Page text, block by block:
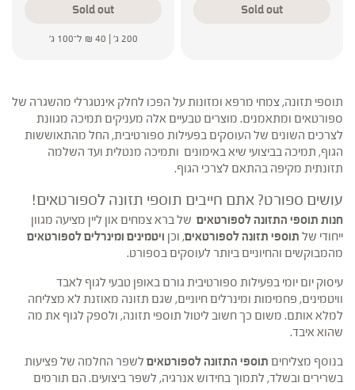
Sold out
Sold out
200 ג' | ₪ 40 ל־100 ג'
תוספי תזונה, צמחי מרפא ומזונות על הפכו לחלק אינטגרלי מהשגרה של
ספורטאים ומתאמנים. מוצרים טבעיים אלה מעניקים תמיכה מגוונת
לצרכים השונים של העוסקים בפעילות ספורטיבית, החל מהתאוששות
הגוף, תמיכה בביצועי שיא באימונים ותמיכה מנטלית ועד השלמה
תזונתית מקיפה בהתאם לצרכי הגוף.
עושים ספורט? אתם חייבים תוספי תזונה לספורטאים!
חנות תוספי התזונה לספורטאים של ברא צמחים און ליין מציעה מגוון
ייחודי של תוספי תזונה לספורטאים, וכן ויטמינים ומינרלים לספורטאים
מהמבוקשים והחיוניים ביותר לעוסקים בספורט.
עיסוק יום יומי בפעילות ספורטיבית גורם באופן טבעי לגוף לאבד
וויטמינים, פחמימות ומינרלים חיוניים, שגם תזונה מאוזנת לא מצליחה
למלא אותם. משום כך חשוב ליטול תוספי תזונה, ולספק לגוף את מה
שהוא איבד.
בנוסף מצליחים תוספי התזונה לספורטאים לשפר החלמה של פציעות
בשרירים ובשלד, לתמוך בחידוש אנרגיה, לשפר ביצועים. הם תורמים